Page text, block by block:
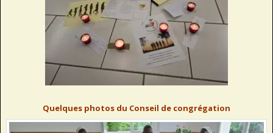
Quelques photos du Conseil de congrégation